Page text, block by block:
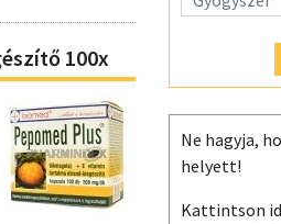
100x
Ne hagyja,
helyett!
Kattintson